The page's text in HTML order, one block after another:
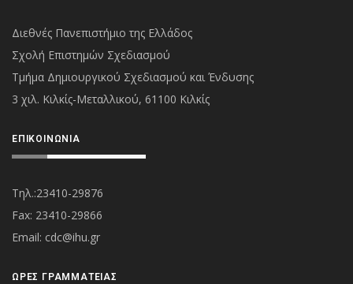
Διεθνές Πανεπιστήμιο της Ελλάδος
Σχολή Επιστημών Σχεδιασμού
Τμήμα Δημιουργικού Σχεδιασμού και Ένδυσης
3 χιλ. Κιλκίς-Μεταλλικού, 61100 Κιλκίς
ΕΠΙΚΟΙΝΩΝΊΑ
Τηλ.:23410-29876
Fax: 23410-29866
Εmail: cdc@ihu.gr
ΏΡΕΣ ΓΡΑΜΜΑΤΕΊΑΣ